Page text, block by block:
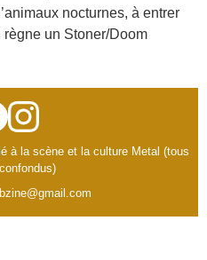
nocturnes, à entrer
un Stoner/Doom
à la scène et la culture Metal (tous